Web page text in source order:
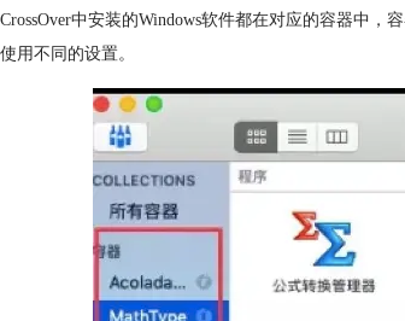
中安装的Windows软件都在对应的容器中
用不同的设置。